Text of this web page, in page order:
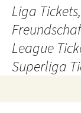
Liga
League
Superliga